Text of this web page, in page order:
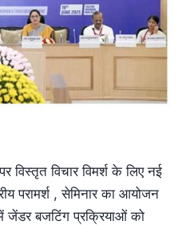
विचार विमर्श के लिए नई
परामर्श , सेमिनार का आयोजन
में जेंडर बजटिंग प्रक्रियाओं को